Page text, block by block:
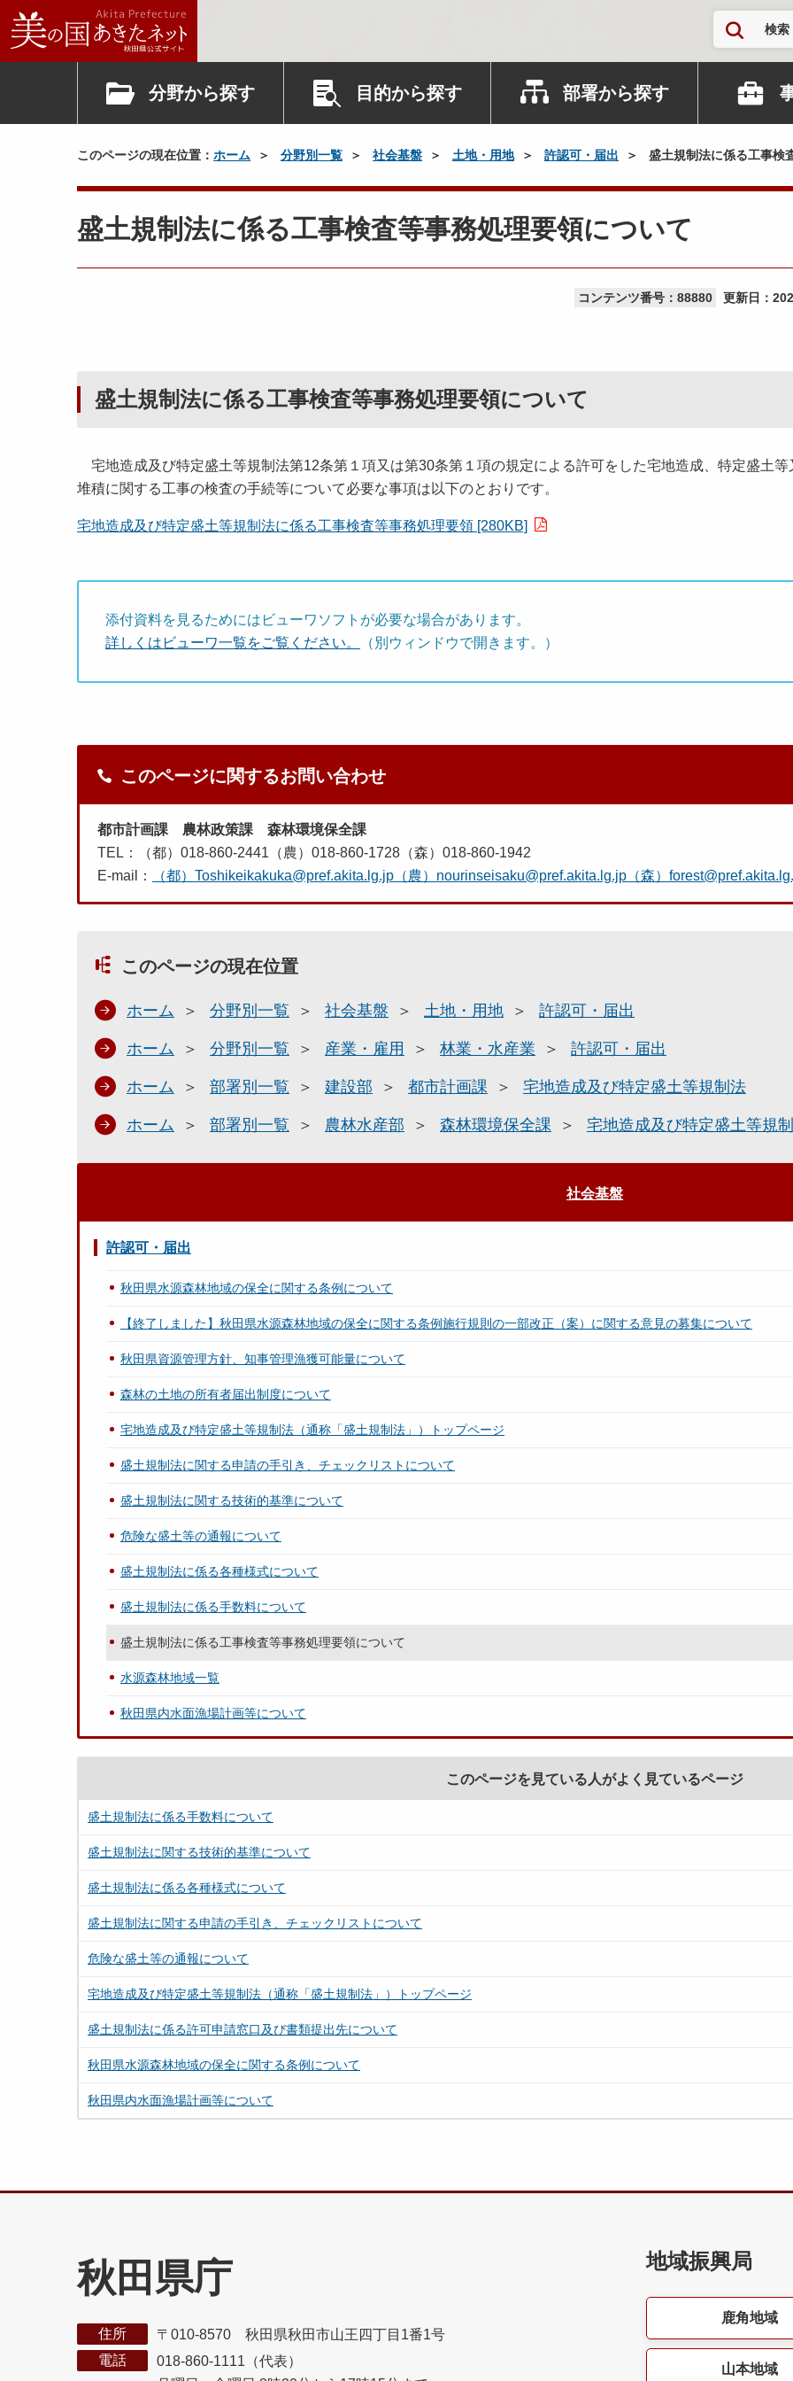
検索
分野から探す 目的から探す 部署から探す
このページの現在位置： ホーム 分野別一覧 社会基盤 土地・用地 許認可・届出 盛土規制法に係る工事検
盛土規制法に係る工事検査等事務処理要領について
コンテンツ番号：88880 更新日：
盛土規制法に係る工事検査等事務処理要領について
宅地造成及び特定盛土等規制法第12条第１項又は第30条第１項の規定による許可をした宅地造成、特定盛土等
堆積に関する工事の検査の手続等について必要な事項は以下のとおりです。
宅地造成及び特定盛土等規制法に係る工事検査等事務処理要領 [280KB]
添付資料を見るためにはビューワソフトが必要な場合があります。
詳しくはビューワ一覧をご覧ください。
（別ウィンドウで開きます。）
このページに関するお問い合わせ
都市計画課 農林政策課 森林環境保全課
TEL：（都）018-860-2441（農）018-860-1728（森）018-860-1942
E-mail：
（都）Toshikeikakuka@pref.akita.lg.jp（農）nourinseisaku@pref.akita.lg.jp（森）
このページの現在位置
ホーム 分野別一覧 社会基盤 土地・用地 許認可・届出
ホーム 分野別一覧 産業・雇用 林業・水産業 許認可・届出
ホーム 部署別一覧 建設部 都市計画課 宅地造成及び特定盛土等規制法
ホーム 部署別一覧 農林水産部 森林環境保全課 宅地造成及び特定盛土等規
社会基盤
許認可・届出
秋田県水源森林地域の保全に関する条例について
【終了しました】秋田県水源森林地域の保全に関する条例施行規則の一部改正（案）に関する意見の募集について
秋田県資源管理方針、知事管理漁獲可能量について
森林の土地の所有者届出制度について
宅地造成及び特定盛土等規制法（通称「盛土規制法」）トップページ
盛土規制法に関する申請の手引き、チェックリストについて
盛土規制法に関する技術的基準について
危険な盛土等の通報について
盛土規制法に係る各種様式について
盛土規制法に係る手数料について
盛土規制法に係る工事検査等事務処理要領について
水源森林地域一覧
秋田県内水面漁場計画等について
このページを見ている人がよく見ているページ
盛土規制法に係る手数料について
盛土規制法に関する技術的基準について
盛土規制法に係る各種様式について
盛土規制法に関する申請の手引き、チェックリストについて
危険な盛土等の通報について
宅地造成及び特定盛土等規制法（通称「盛土規制法」）トップページ
盛土規制法に係る許可申請窓口及び書類提出先について
秋田県水源森林地域の保全に関する条例について
秋田県内水面漁場計画等について
秋田県庁
住所
〒010-8570 秋田県秋田市山王四丁目1番1号
電話
018-860-1111（代表）
地域振興局
鹿角地域
山本地域